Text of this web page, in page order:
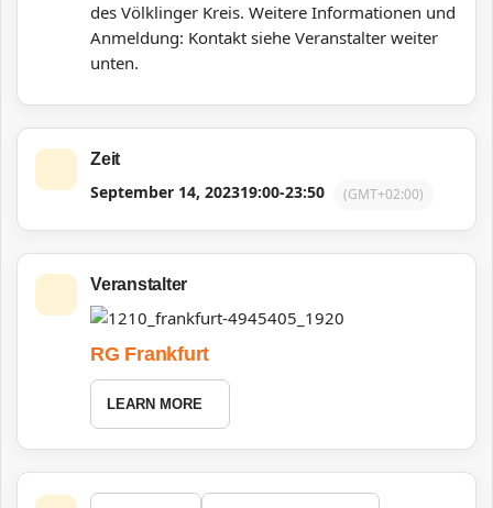
des Völklinger Kreis. Weitere Informationen und
Anmeldung: Kontakt siehe Veranstalter weiter
unten.
Zeit
September 14, 202319:00-23:50 (GMT+02:00)
Veranstalter
RG Frankfurt
LEARN MORE